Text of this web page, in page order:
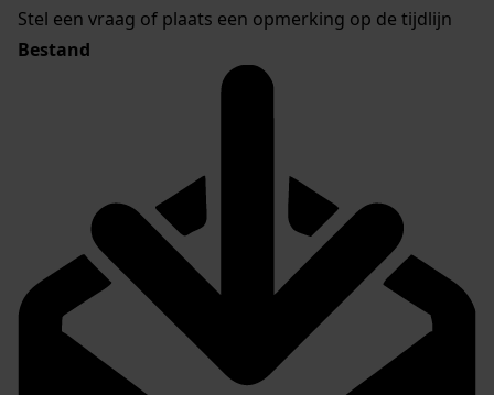
Stel een vraag of plaats een opmerking op de tijdlijn
Bestand